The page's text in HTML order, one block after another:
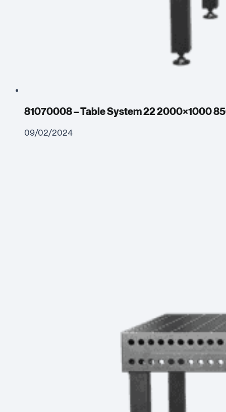
81070008 – Table System 22 2000×1000
09/02/2024